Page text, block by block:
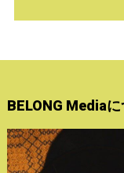
BELONG Media